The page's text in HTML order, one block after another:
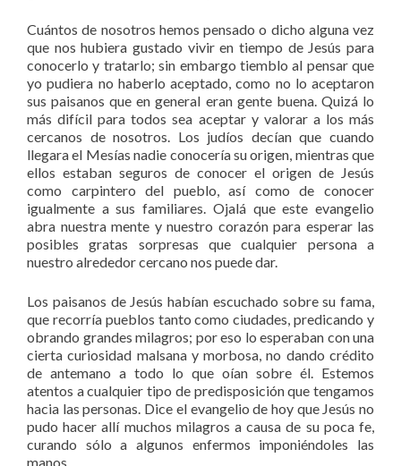
Cuántos de nosotros hemos pensado o dicho alguna vez
que nos hubiera gustado vivir en tiempo de Jesús para
conocerlo y tratarlo; sin embargo tiemblo al pensar que
yo pudiera no haberlo aceptado, como no lo aceptaron
sus paisanos que en general eran gente buena. Quizá lo
más difícil para todos sea aceptar y valorar a los más
cercanos de nosotros. Los judíos decían que cuando
llegara el Mesías nadie conocería su origen, mientras que
ellos estaban seguros de conocer el origen de Jesús
como carpintero del pueblo, así como de conocer
igualmente a sus familiares. Ojalá que este evangelio
abra nuestra mente y nuestro corazón para esperar las
posibles gratas sorpresas que cualquier persona a
nuestro alrededor cercano nos puede dar.
Los paisanos de Jesús habían escuchado sobre su fama,
que recorría pueblos tanto como ciudades, predicando y
obrando grandes milagros; por eso lo esperaban con una
cierta curiosidad malsana y morbosa, no dando crédito
de antemano a todo lo que oían sobre él. Estemos
atentos a cualquier tipo de predisposición que tengamos
hacia las personas. Dice el evangelio de hoy que Jesús no
pudo hacer allí muchos milagros a causa de su poca fe,
curando sólo a algunos enfermos imponiéndoles las
manos.